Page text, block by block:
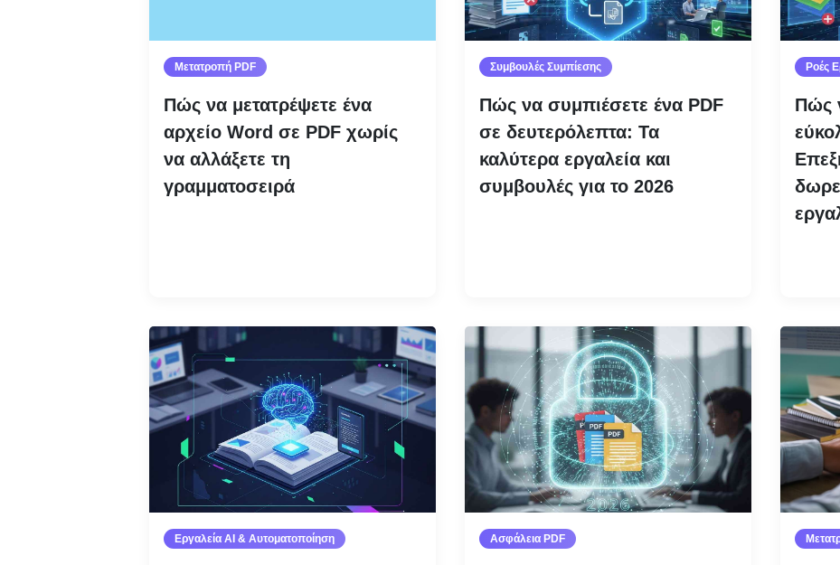
Μετατροπή PDF
Πώς να μετατρέψετε ένα
αρχείο Word σε PDF χωρίς
να αλλάξετε τη
γραμματοσειρά
Συμβουλές Συμπίεσης
Πώς να συμπιέσετε ένα PDF
σε δευτερόλεπτα: Τα
καλύτερα εργαλεία και
συμβουλές για το 2026
Ροές
Πώς
Εργαλεία AI & Αυτοματοποίηση Ασφάλεια PDF